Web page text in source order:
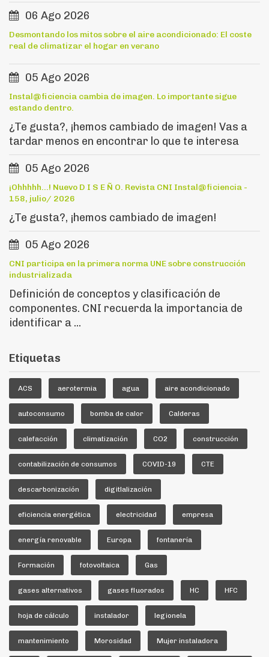
06 Ago 2026
Desmontando los mitos sobre el aire acondicionado: El coste
real de climatizar el hogar en verano
05 Ago 2026
Instal@ficiencia cambia de imagen. Lo importante sigue
estando dentro.
¿Te gusta?, ¡hemos cambiado de imagen! Vas a
tardar menos en encontrar lo que te interesa
05 Ago 2026
¡Ohhhhh...! Nuevo D I S E Ñ O. Revista CNI Instal@ficiencia -
158, julio/ 2026
¿Te gusta?, ¡hemos cambiado de imagen!
05 Ago 2026
CNI participa en la primera norma UNE sobre construcción
industrializada
Definición de conceptos y clasificación de
componentes. CNI recuerda la importancia de
identificar a ...
Etiquetas
ACS aerotermia agua aire acondicionado
autoconsumo bomba de calor Calderas
calefacción climatización CO2 construcción
contabilización de consumos COVID-19 CTE
descarbonización digitlalización
eficiencia energética electricidad empresa
energía renovable Europa fontanería
Formación fotovoltaica Gas
gases alternativos gases fluorados HC HFC
hoja de cálculo instalador legionela
mantenimiento Morosidad Mujer instaladora